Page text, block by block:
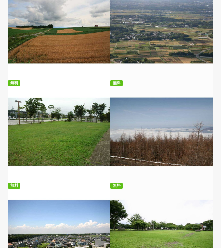
無料ダウンロード 無料ダウンロード
無料
無料ダウンロード
無料
無料ダウンロード
無料 無料